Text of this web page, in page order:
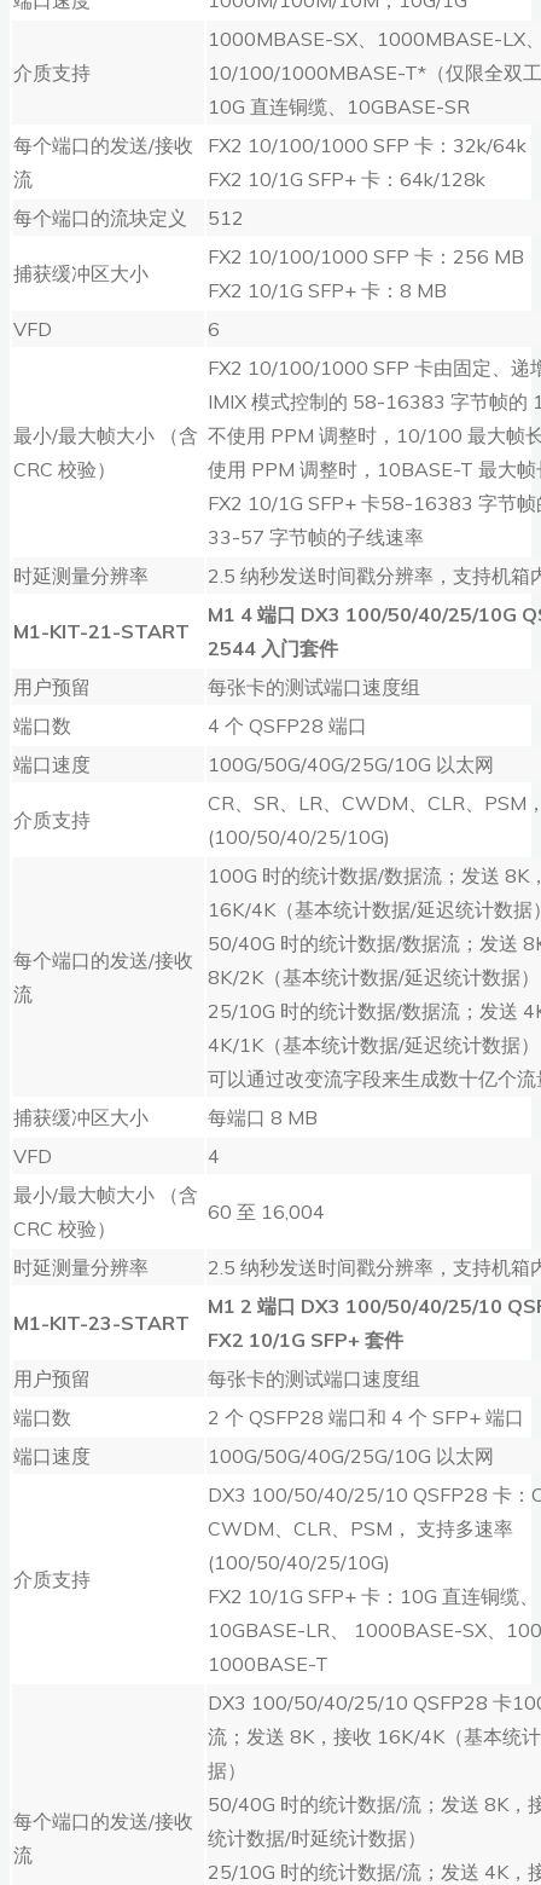
介质支持
1000MBASE-SX、1000MBASE-LX
10/100/1000MBASE-T*（仅限全双
10G 直连铜缆、10GBASE-SR
每个端口的发送/接收
流
FX2 10/100/1000 SFP 卡：32k/64k
FX2 10/1G SFP+ 卡：64k/128k
每个端口的流块定义
512
捕获缓冲区大小
FX2 10/100/1000 SFP 卡：256 MB
FX2 10/1G SFP+ 卡：8 MB
VFD
6
最小/最大帧大小 （含
CRC 校验）
FX2 10/100/1000 SFP 卡由固定、递
IMIX 模式控制的 58-16383 字节帧的
不使用 PPM 调整时，10/100 最大帧
使用 PPM 调整时，10BASE-T 最大
FX2 10/1G SFP+ 卡58-16383 字节
33-57 字节帧的子线速率
时延测量分辨率
2.5 纳秒发送时间戳分辨率，支持机箱
M1-KIT-21-START
M1 4 端口 DX3 100/50/40/25/10G
2544 入门套件
用户预留
每张卡的测试端口速度组
端口数
4 个 QSFP28 端口
端口速度
100G/50G/40G/25G/10G 以太网
介质支持
CR、SR、LR、CWDM、CLR、PSM
(100/50/40/25/10G)
每个端口的发送/接收
流
100G 时的统计数据/数据流；发送 8K
16K/4K（基本统计数据/延迟统计数据
50/40G 时的统计数据/数据流；发送
8K/2K（基本统计数据/延迟统计数据）
25/10G 时的统计数据/数据流；发送
4K/1K（基本统计数据/延迟统计数据）
可以通过改变流字段来生成数十亿个流
捕获缓冲区大小
每端口 8 MB
VFD
4
最小/最大帧大小 （含
CRC 校验）
60 至 16,004
时延测量分辨率 2.5 纳秒发送时间戳分辨率，支持机箱
M1-KIT-23-START
M1 2 端口 DX3 100/50/40/25/10
FX2 10/1G SFP+ 套件
用户预留
每张卡的测试端口速度组
端口数
2 个 QSFP28 端口和 4 个 SFP+ 端口
端口速度
100G/50G/40G/25G/10G 以太网
介质支持
DX3 100/50/40/25/10 QSFP28 卡：
CWDM、CLR、PSM， 支持多速率
(100/50/40/25/10G)
FX2 10/1G SFP+ 卡：10G 直连铜缆
10GBASE-LR、 1000BASE-SX、
1000BASE-T
每个端口的发送/接收
流
DX3 100/50/40/25/10 QSFP28 卡
流；发送 8K，接收 16K/4K（基本统
据）
50/40G 时的统计数据/流；发送 8K，
统计数据/时延统计数据）
25/10G 时的统计数据/流；发送 4K，